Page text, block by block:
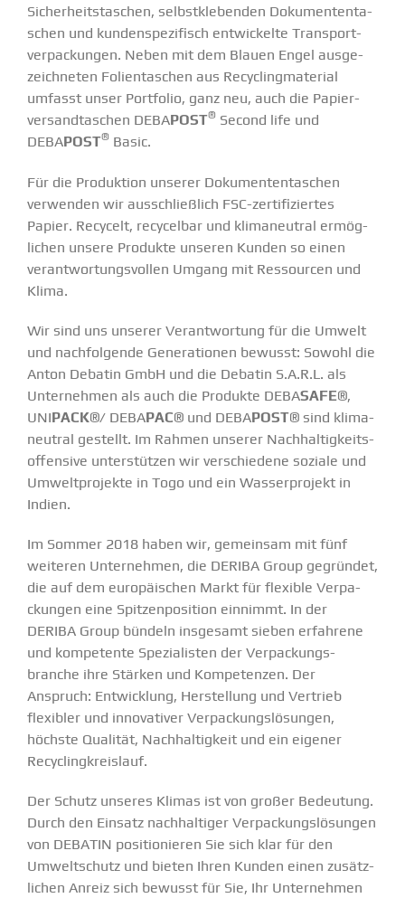
Sicher­heits­ta­schen, selbst­kle­benden Dokumen­ten­ta­
schen und kunden­spe­zi­fisch entwi­ckelte Trans­port­
ver­pa­ckungen. Neben mit dem Blauen Engel ausge­
zeich­neten Folien­ta­schen aus Recycling­ma­terial
umfasst unser Portfolio, ganz neu, auch die Papier­
ver­sand­ta­schen DEBAPOST® Second life und
DEBAPOST® Basic.
Für die Produktion unserer Dokumen­ten­ta­schen
verwenden wir ausschließlich FSC-zerti­­fi­­ziertes
Papier. Recycelt, recycelbar und klima­neutral ermög­
lichen unsere Produkte unseren Kunden so einen
verant­wor­tungs­vollen Umgang mit Ressourcen und
Klima.
Wir sind uns unserer Verant­wortung für die Umwelt
und nachfol­gende Genera­tionen bewusst: Sowohl die
Anton Debatin GmbH und die Debatin S.A.R.L. als
Unter­nehmen als auch die Produkte DEBASAFE®,
UNIPACK®/ DEBAPAC® und DEBAPOST® sind klima­
neutral gestellt. Im Rahmen unserer Nachhal­tig­keits­
of­fensive unter­stützen wir verschiedene soziale und
Umwelt­pro­jekte in Togo und ein Wasser­projekt in
Indien.
Im Sommer 2018 haben wir, gemeinsam mit fünf
weiteren Unter­nehmen, die DERIBA Group gegründet,
die auf dem europäi­schen Markt für flexible Verpa­
ckungen eine Spitzen­po­sition einnimmt. In der
DERIBA Group bündeln insgesamt sieben erfahrene
und kompe­tente Spezia­listen der Verpa­ckungs­
branche ihre Stärken und Kompe­tenzen. Der
Anspruch: Entwicklung, Herstellung und Vertrieb
flexibler und innova­tiver Verpa­ckungs­lö­sungen,
höchste Qualität, Nachhal­tigkeit und ein eigener
Recycling­kreislauf.
Der Schutz unseres Klimas ist von großer Bedeutung.
Durch den Einsatz nachhal­tiger Verpa­ckungs­lö­sungen
von DEBATIN positio­nieren Sie sich klar für den
Umwelt­schutz und bieten Ihren Kunden einen zusätz­
lichen Anreiz sich bewusst für Sie, Ihr Unter­nehmen